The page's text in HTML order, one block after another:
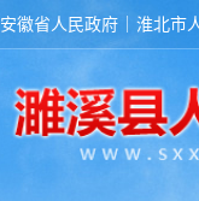
安徽省人民政府 淮北市